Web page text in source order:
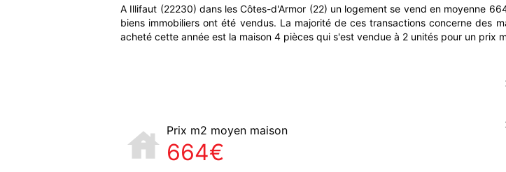
A Illifaut (22230) dans les Côtes-d'Armor (22) un logement se vend en moyenne
biens immobiliers ont été vendus. La majorité de ces transactions concerne des
acheté cette année est la maison 4 pièces qui s'est vendue à 2 unités pour un prix
Prix m2 moyen maison
664€